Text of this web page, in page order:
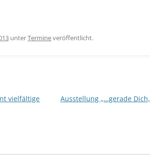
unterTermineveröffentlicht.
vielfältige
Ausstellung „…gerade